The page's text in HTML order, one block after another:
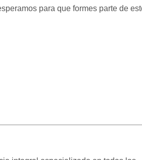
para que formes parte de